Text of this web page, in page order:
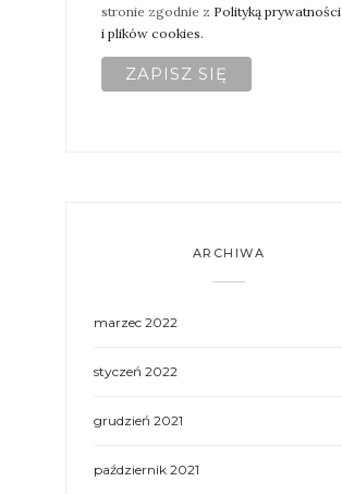
stronie zgodnie z Polityką prywatności
i plików cookies.
ARCHIWA
marzec 2022
styczeń 2022
grudzień 2021
październik 2021